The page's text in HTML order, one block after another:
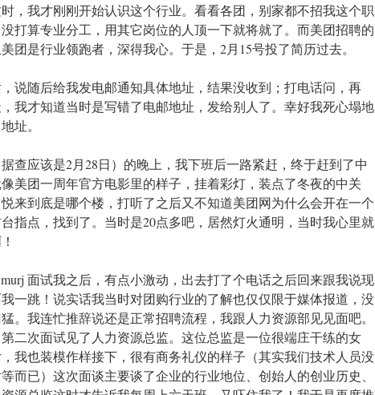
，我才刚刚开始认识这个行业。看看各团，别家都不招我这个职
打算专业分工，用其它岗位的人顶一下就将就了。而美团招聘的
团是行业领跑者，深得我心。于是，2月15号投了简历过去。
说随后给我发电邮通知具体地址，结果没收到；打电话问，再
我才知道当时是写错了电邮地址，发给别人了。幸好我死心塌地
址。
查应该是2月28日）的晚上，我下班后一路紧赶，终于赶到了中
美团一周年官方电影里的样子，挂着彩灯，装点了冬夜的中关
来到底是哪个楼，打听了之后又不知道美团网为什么会开在一个
指点，找到了。当时是20点多吧，居然灯火通明，当时我心里就
面试我之后，有点小激动，出去打了个电话之后回来跟我说现
一跳！说实话我当时对团购行业的了解也仅仅限于媒体报道，没
。我连忙推辞说还是正常招聘流程，我跟人力资源部见见面吧。
二次面试见了人力资源总监。这位总监是一位很端庄干练的女
我也装模作样接下，很有商务礼仪的样子（其实我们技术人员没
而已）这次面谈主要谈了企业的行业地位、创始人的创业历史、